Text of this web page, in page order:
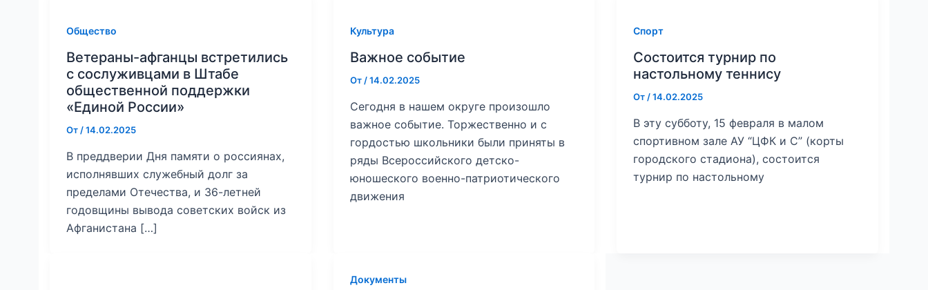
Общество
Ветераны-афганцы встретились
с сослуживцами в Штабе
общественной поддержки
«Единой России»
От /14.02.2025
В преддверии Дня памяти о россиянах,
исполнявших служебный долг за
пределами Отечества, и 36-летней
годовщины вывода советских войск из
Афганистана […]
Культура
Важное событие
От /14.02.2025
Сегодня в нашем округе произошло
важное событие. Торжественно и с
гордостью школьники были приняты в
ряды Всероссийского детско-
юношеского военно-патриотического
движения
Спорт
Состоится турнир по
настольному теннису
От /14.02.2025
В эту субботу, 15 февраля в малом
спортивном зале АУ “ЦФК и С” (корты
городского стадиона), состоится
турнир по настольному
Документы